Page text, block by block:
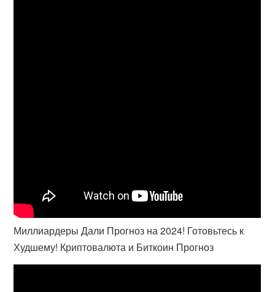
Миллиардеры Дали Прогноз на 2024! Готовьтесь к
Худшему! Криптовалюта и Биткоин Прогноз